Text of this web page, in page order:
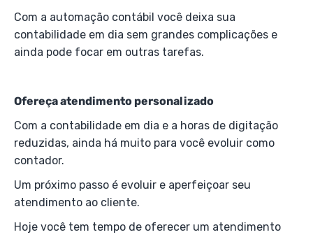
Com a automação contábil você deixa sua
contabilidade em dia sem grandes complicações e
ainda pode focar em outras tarefas.
Ofereça atendimento personalizado
Com a contabilidade em dia e a horas de digitação
reduzidas, ainda há muito para você evoluir como
contador.
Um próximo passo é evoluir e aperfeiçoar seu
atendimento ao cliente.
Hoje você tem tempo de oferecer um atendimento